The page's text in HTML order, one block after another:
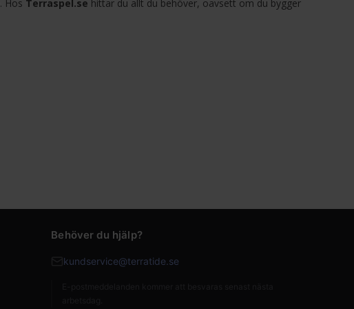
. Hos Terraspel.se hittar du allt du behöver, oavsett om du bygger
Behöver du hjälp?
kundservice@terratide.se